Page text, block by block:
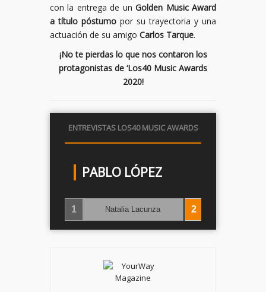
con la entrega de unGolden Music Award
a título póstumo por su trayectoria y una
actuación de su amigo Carlos Tarque.
¡No te pierdas lo que nos contaron los
protagonistas de ‘Los40 Music Awards
2020!
ENTREVISTAS LOS40 MUSIC AWARDS
PABLO LÓPEZ
1 Natalia Lacunza 2